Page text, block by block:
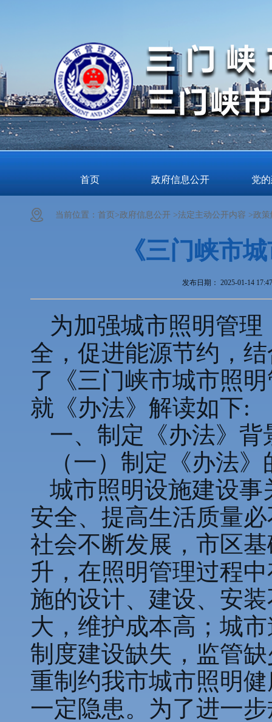
首页 政府信息公开 党
当前位置： 首页>政府信息公开 >法定主动公开内容 >政策
《三门峡市
发布日期： 2025-01-14 17:47
为加强城市照明管
全，促进能源节约，
了《三门峡市城市照
就《办法》解读如下:
一、制定《办法》
（一）制定《办法
城市照明设施建设
安全、提高生活质量
社会不断发展，市区
升，在照明管理过程
施的设计、建设、安
大，维护成本高；城
制度建设缺失，监管
重制约我市城市照明
一定隐患。为了进一